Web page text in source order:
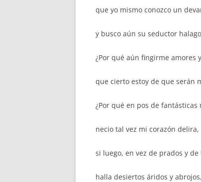
que yo mismo conozco un
y busco aún su seductor
¿Por qué aún fingirme amores
que cierto estoy de que serán
¿Por qué en pos de fantásticas
necio tal vez mi corazón delira,
si luego, en vez de prados y de
halla desiertos áridos y abrojos,